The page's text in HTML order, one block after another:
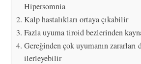
Hipersomnia
Kalp hastalıkları ortaya çıkabilir
Fazla uyuma tiroid bezlerinden
Gereğinden çok uyumanın zararları
ilerleyebilir